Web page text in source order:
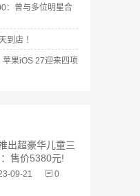
：曾与多位明星合
到店 ！
果iOS 27迎来四项
出超豪华儿童三
售价5380元!
09-21 0